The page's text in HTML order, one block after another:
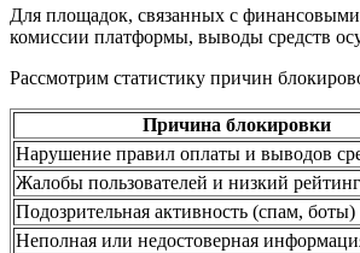
Для площадок, связанных с финансовыми
комиссии платформы, выводы средств
Рассмотрим статистику причин
Причина блокировки
Нарушение правил оплаты и выводов
Жалобы пользователей и низкий рейтинг
Подозрительная активность (спам, боты)
Неполная или недостоверная